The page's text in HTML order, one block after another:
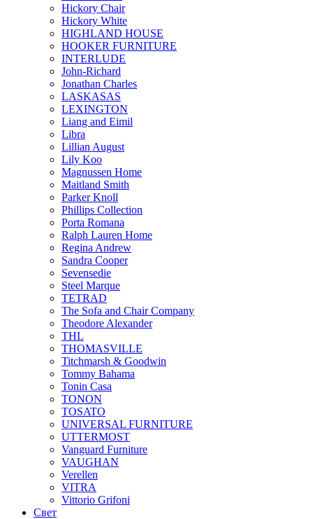
Hickory Chair
Hickory White
HIGHLAND HOUSE
HOOKER FURNITURE
INTERLUDE
John-Richard
Jonathan Charles
LASKASAS
LEXINGTON
Liang and Eimil
Libra
Lillian August
Lily Koo
Magnussen Home
Maitland Smith
Parker Knoll
Phillips Collection
Porta Romana
Ralph Lauren Home
Regina Andrew
Sandra Cooper
Sevensedie
Steel Marque
TETRAD
The Sofa and Chair Company
Theodore Alexander
THL
THOMASVILLE
Titchmarsh & Goodwin
Tommy Bahama
Tonin Casa
TONON
TOSATO
UNIVERSAL FURNITURE
UTTERMOST
Vanguard Furniture
VAUGHAN
Verellen
VITRA
Vittorio Grifoni
Свет